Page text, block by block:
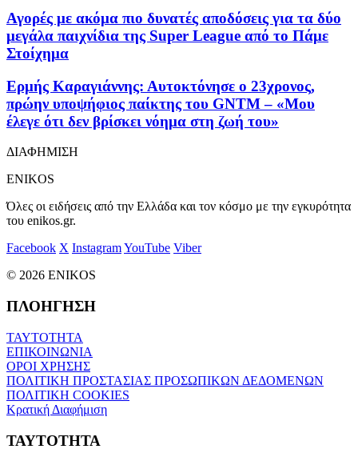
Αγορές με ακόμα πιο δυνατές αποδόσεις για τα δύο
μεγάλα παιχνίδια της Super League από το Πάμε
Στοίχημα
Ερμής Καραγιάννης: Αυτοκτόνησε ο 23χρονος,
πρώην υποψήφιος παίκτης του GNTM – «Μου
έλεγε ότι δεν βρίσκει νόημα στη ζωή του»
ΔΙΑΦΗΜΙΣΗ
ENIKOS
Όλες οι ειδήσεις από την Ελλάδα και τον κόσμο με την εγκυρότητα
του enikos.gr.
Facebook X InstagramYouTube Viber
© 2026 ENIKOS
ΠΛΟΗΓΗΣΗ
ΤΑΥΤΟΤΗΤΑ
ΕΠΙΚΟΙΝΩΝΙΑ
ΟΡΟΙ ΧΡΗΣΗΣ
ΠΟΛΙΤΙΚΗ ΠΡΟΣΤΑΣΙΑΣ ΠΡΟΣΩΠΙΚΩΝ ΔΕΔΟΜΕΝΩΝ
ΠΟΛΙΤΙΚΗ COOKIES
Κρατική Διαφήμιση
ΤΑΥΤΟΤΗΤΑ